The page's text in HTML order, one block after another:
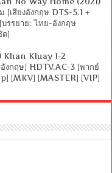
[เสียงอังกฤษ DTS-5.1 +
รรยาย: ไทย-อังกฤษ
ด]
Khan Kluay 1-2
งกฤษ] HDTV.AC-3 [พากย์
[MKV] [MASTER] [VIP]